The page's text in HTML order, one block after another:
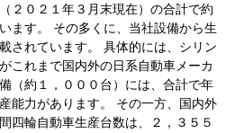
２０２１年３月末現在）の合計で約
ます。 その多くに、当社設備から生
されています。 具体的には、シリン
これまで国内外の日系自動車メーカ
（約１，０００台）には、合計で年
能力があります。 その一方、国内外
四輪自動車生産台数は、２，３５５